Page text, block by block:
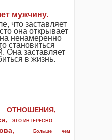
мужчину.
что заставляет
она открывает
ненамеренно
становиться
Она заставляет
в жизнь.
ОТНОШЕНИЯ,
, ЭТО ИНТЕРЕСНО,
Больше чем